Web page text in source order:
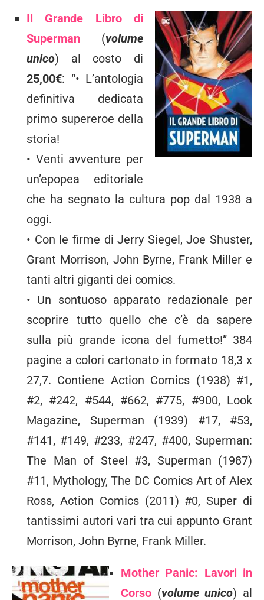
Il Grande Libro di
Superman (volume
unico) al costo di
25,00€: “• L’antologia
definitiva dedicata
primo supereroe della
storia!
• Venti avventure per
un’epopea editoriale
che ha segnato la cultura pop dal 1938 a
oggi.
• Con le firme di Jerry Siegel, Joe Shuster,
Grant Morrison, John Byrne, Frank Miller e
tanti altri giganti dei comics.
• Un sontuoso apparato redazionale per
scoprire tutto quello che c’è da sapere
sulla più grande icona del fumetto!” 384
pagine a colori cartonato in formato 18,3 x
27,7. Contiene Action Comics (1938) #1,
#2, #242, #544, #662, #775, #900, Look
Magazine, Superman (1939) #17, #53,
#141, #149, #233, #247, #400, Superman:
The Man of Steel #3, Superman (1987)
#11, Mythology, The DC Comics Art of Alex
Ross, Action Comics (2011) #0, Super di
tantissimi autori vari tra cui appunto Grant
Morrison, John Byrne, Frank Miller.
Mother Panic: Lavori in
Corso (volume unico) al